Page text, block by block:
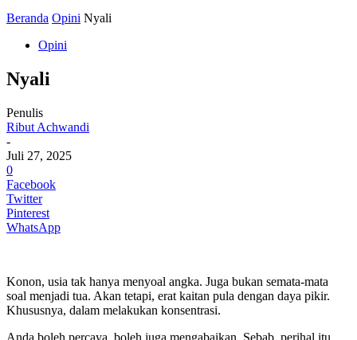
Beranda Opini Nyali
Opini
Nyali
Penulis
Ribut Achwandi
-
Juli 27, 2025
0
Facebook
Twitter
Pinterest
WhatsApp
Konon, usia tak hanya menyoal angka. Juga bukan semata-mata
soal menjadi tua. Akan tetapi, erat kaitan pula dengan daya pikir.
Khususnya, dalam melakukan konsentrasi.
Anda boleh percaya, boleh juga mengabaikan. Sebab, perihal itu